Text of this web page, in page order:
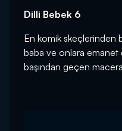
Dilli Bebek 6
En komik skeçlerinden
baba ve onlara
başından geçen